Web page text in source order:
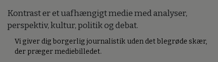
Kontrast er et uafhængigt medie med analyser,
perspektiv, kultur, politik og debat.
Vi giver dig borgerlig journalistik uden det blegrøde skær,
der præger mediebilledet.